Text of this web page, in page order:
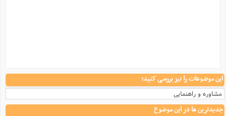
این موضوعات را نیز بررسی کنید:
مشاوره و راهنمایی
جدیدترین ها در این موضوع